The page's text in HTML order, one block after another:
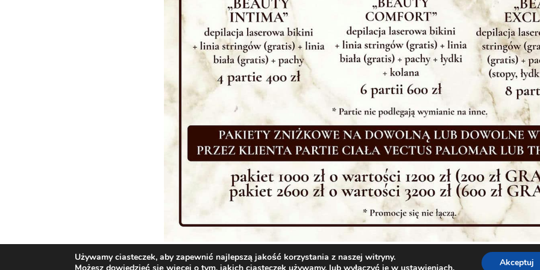
Używamy ciasteczek, aby zapewnić najlepszą jakość korzystania z naszej witryny.
Akceptuj